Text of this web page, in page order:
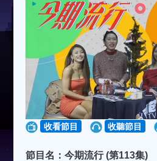
收看節目 收聽節目
節目名：今期流行 (第113集)